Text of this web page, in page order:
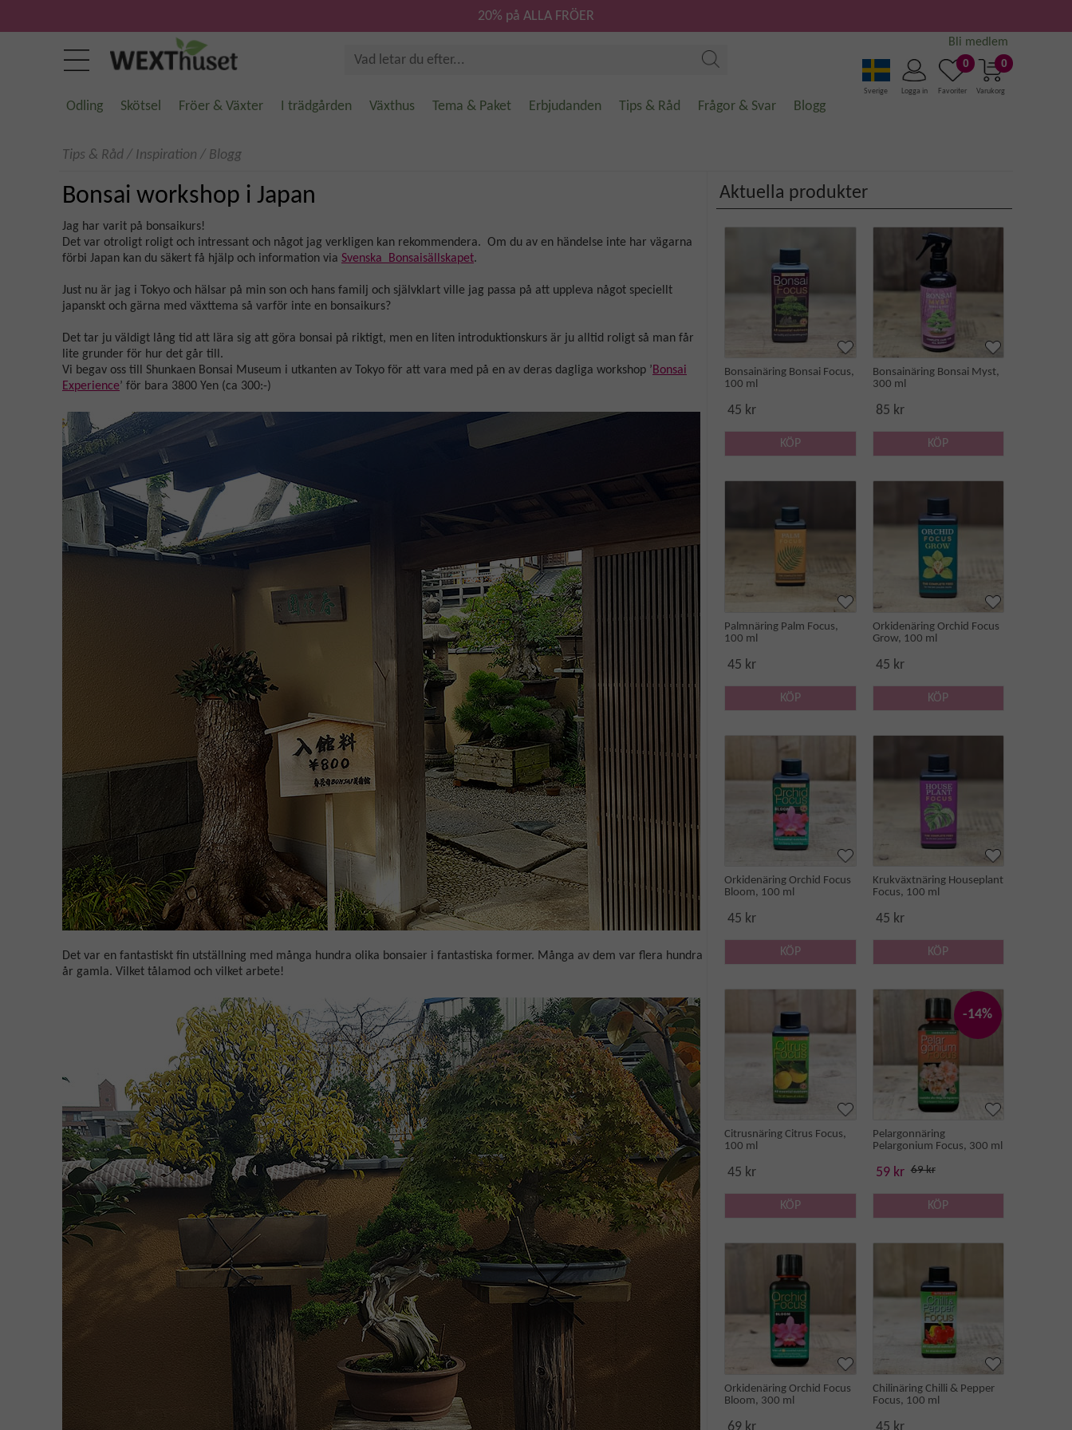
0
Varukorg
0
Favoriter
Logga in
Sverige
Bli medlem
20% på ALLA FRÖER
Odling Skötsel Fröer & Växter I trädgården Växthus Tema & Paket Erbjudanden Tips & Råd Frågor & Svar Blogg
Tips & Råd / Inspiration / Blogg
Bonsai workshop i Japan
Jag har varit på bonsaikurs!
Det var otroligt roligt och intressant och något jag verkligen kan rekommendera. Om du av en händelse inte har vägarna
förbi Japan kan du säkert få hjälp och information via Svenska Bonsaisällskapet.
Just nu är jag i Tokyo och hälsar på min son och hans familj och självklart ville jag passa på att uppleva något speciellt
japanskt och gärna med växttema så varför inte en bonsaikurs?
Det tar ju väldigt lång tid att lära sig att göra bonsai på riktigt, men en liten introduktionskurs är ju alltid roligt så man får
lite grunder för hur det går till.
Vi begav oss till Shunkaen Bonsai Museum i utkanten av Tokyo för att vara med på en av deras dagliga workshop ’Bonsai
Experience’ för bara 3800 Yen (ca 300:-)
Det var en fantastiskt fin utställning med många hundra olika bonsaier i fantastiska former. Många av dem var flera hundra
år gamla. Vilket tålamod och vilket arbete!
Aktuella produkter
Bonsainäring Bonsai Focus,
100 ml
45 kr
KÖP
Bonsainäring Bonsai Myst,
300 ml
85 kr
KÖP
Palmnäring Palm Focus,
100 ml
45 kr
KÖP
Orkidenäring Orchid Focus
Grow, 100 ml
45 kr
KÖP
Orkidenäring Orchid Focus
Bloom, 100 ml
45 kr
KÖP
Krukväxtnäring Houseplant
Focus, 100 ml
45 kr
KÖP
Citrusnäring Citrus Focus,
100 ml
45 kr
KÖP
-14%
Pelargonnäring
Pelargonium Focus, 300 ml
59 kr 69 kr
KÖP
Orkidenäring Orchid Focus
Bloom, 300 ml
Chilinäring Chilli & Pepper
Focus, 100 ml